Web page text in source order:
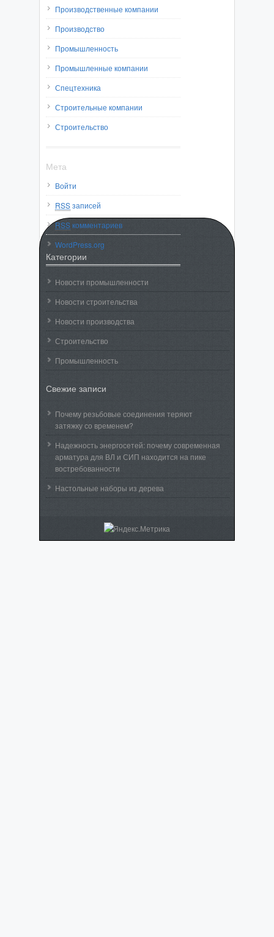
Производственные компании
Производство
Промышленность
Промышленные компании
Спецтехника
Строительные компании
Строительство
Мета
Войти
RSSзаписей
RSSкомментариев
WordPress.org
Категории
Новости промышленности
Новости строительства
Новости производства
Строительство
Промышленность
Свежие записи
Почему резьбовые соединения теряют
затяжку со временем?
Надежность энергосетей: почему современная
арматура для ВЛ и СИП находится на пике
востребованности
Настольные наборы из дерева